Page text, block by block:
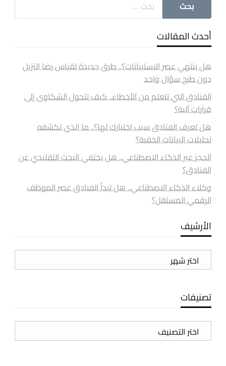
أحدث المقالات
هل ينتهي عصر الاستبيانات؟.. طرق جديدة لقياس رضا النزيل
دون طرح سؤال واحد
الفنادق التي تتعلم من الأخطاء.. كيف تتحول الشكاوى إلى
قرارات آلية؟
هل تعرف الفنادق سبب اختيارك لها؟.. ما الذي تكشفه
تحليلات البيانات الخفية؟
الحجز عبر الذكاء الاصطناعي.. هل يختفي البحث التقليدي عن
الفنادق؟
وكلاء الذكاء الاصطناعي.. هل تبدأ الفنادق عصر الموظف
الرقمي المستقل؟
الأرشيف
الأرشيف
تصنيفات
تصنيفات